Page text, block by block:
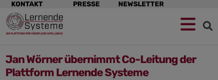
Navigation
überspringen
KONTAKT PRESSE NEWSLETTER
Jan Wörner übernimmt Co-Leitung der
Plattform Lernende Systeme